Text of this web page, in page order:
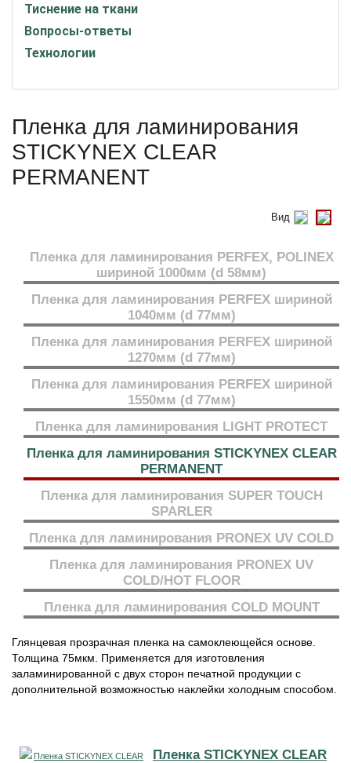
Тиснение на ткани
Вопросы-ответы
Технологии
Пленка для ламинирования
STICKYNEX CLEAR
PERMANENT
Вид
Пленка для ламинирования PERFEX, POLINEX
шириной 1000мм (d 58мм)
Пленка для ламинирования PERFEX шириной
1040мм (d 77мм)
Пленка для ламинирования PERFEX шириной
1270мм (d 77мм)
Пленка для ламинирования PERFEX шириной
1550мм (d 77мм)
Пленка для ламинирования LIGHT PROTECT
Пленка для ламинирования STICKYNEX CLEAR
PERMANENT
Пленка для ламинирования SUPER TOUCH
SPARLER
Пленка для ламинирования PRONEX UV COLD
Пленка для ламинирования PRONEX UV
COLD/HOT FLOOR
Пленка для ламинирования COLD MOUNT
Глянцевая прозрачная пленка на самоклеющейся основе.
Толщина 75мкм. Применяется для изготовления
заламинированной с двух сторон печатной продукции с
дополнительной возможностью наклейки холодным способом.
Пленка STICKYNEX CLEAR